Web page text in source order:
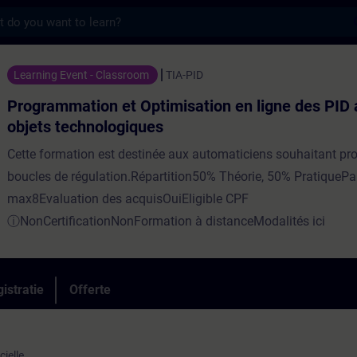
et Optimisation en ligne des PID
Learning Event - Classroom TIA-PID
Programmation et Optimisation en ligne des PID
objets technologiques
Cette formation est destinée aux automaticiens souhaitant
boucles de régulation.Répartition50% Théorie, 50%
max8Evaluation des acquisOuiEligible CPF
ⓘNonCertificationNonFormation à distanceModalités ici
Offerte